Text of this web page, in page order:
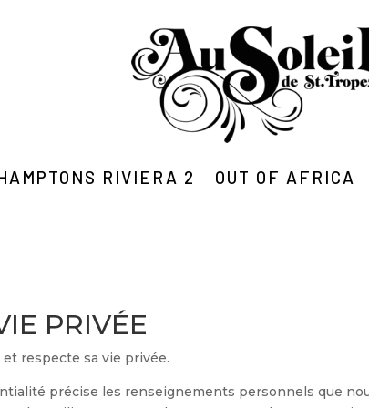
RIVIERA 2 OUT OF AFRICA
PRIVÉE
respecte sa vie privée.
précise les renseignements personnels que